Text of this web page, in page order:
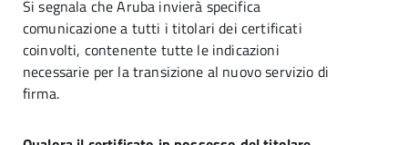
Si segnala che Aruba invierà specifica
comunicazione a tutti i titolari dei certificati
coinvolti, contenente tutte le indicazioni
necessarie per la transizione al nuovo servizio di
firma.